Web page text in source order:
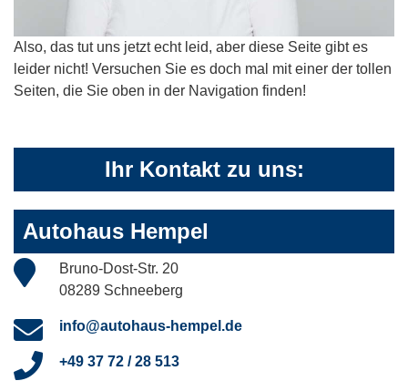
Also, das tut uns jetzt echt leid, aber diese Seite gibt es
leider nicht! Versuchen Sie es doch mal mit einer der tollen
Seiten, die Sie oben in der Navigation finden!
Ihr Kontakt zu uns:
Autohaus Hempel
Bruno-Dost-Str. 20
08289 Schneeberg
info@autohaus-hempel.de
+49 37 72 / 28 513